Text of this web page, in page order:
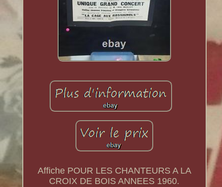
Affiche POUR LES CHANTEURS A LA
CROIX DE BOIS ANNEES 1960.